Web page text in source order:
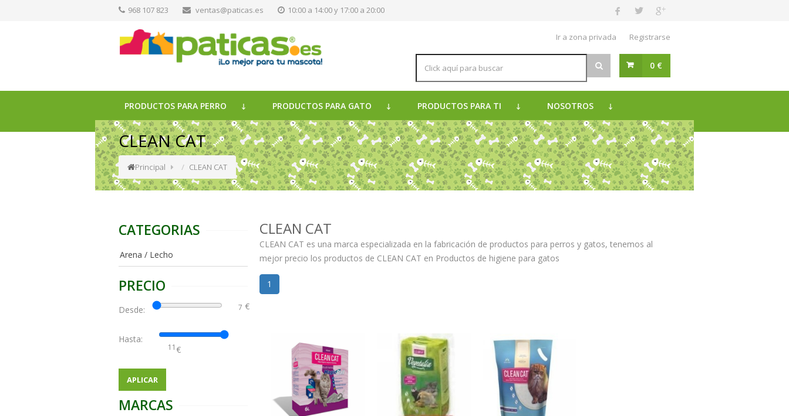
968 107 823 ventas@paticas.es 10:00 a 14:00 y 17:00 a 20:00
Ir a zona privada Registrarse
0 €
PRODUCTOS PARA PERRO PRODUCTOS PARA GATO PRODUCTOS PARA TI NOSOTROS
CLEAN CAT
Principal CLEAN CAT
CATEGORIAS
Arena / Lecho
PRECIO
Desde: €
Hasta:
€
APLICAR
MARCAS
CLEAN CAT
CLEAN CAT es una marca especializada en la fabricación de productos para perros y gatos, tenemos al
mejor precio los productos de CLEAN CAT en Productos de higiene para gatos
1